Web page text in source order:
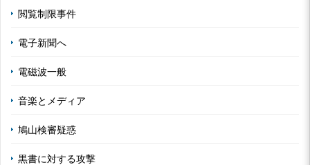
閲覧制限事件
電子新聞へ
電磁波一般
音楽とメディア
鳩山検審疑惑
黒書に対する攻撃